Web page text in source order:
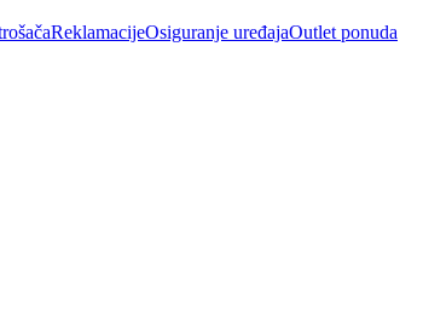
ReklamacijeOsiguranje uređajaOutlet ponuda